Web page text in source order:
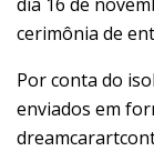
cerimônia de
Por conta do
enviados em